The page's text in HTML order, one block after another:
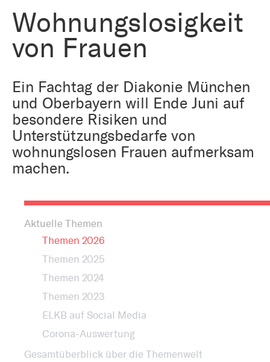
Wohnungslosigkeit
von Frauen
Ein Fachtag der Diakonie München
und Oberbayern will Ende Juni auf
besondere Risiken und
Unterstützungsbedarfe von
wohnungslosen Frauen aufmerksam
machen.
Aktuelle Themen
Themen 2026
Themen 2025
Themen 2024
Themen 2023
ELKB auf Social Media
Corona-Auswertung
Gesamtüberblick über die Themenwelt
Kirche und Geld
Reformprozess PUK
Arbeiten bei der Kirche
Kirchenjahr
Religion in der Schule
Kunst
Aktiv gegen Missbrauch
Tourismus
Weltanschauungsfragen